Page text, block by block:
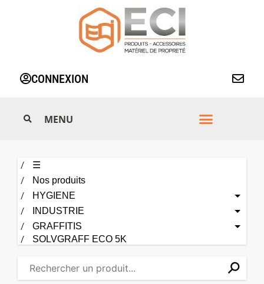
CONNEXION
☰
Nos produits
HYGIENE
INDUSTRIE
GRAFFITIS
SOLVGRAFF ECO 5K
✕⚲